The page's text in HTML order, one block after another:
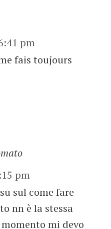
pm
fais toujours
pm
sul come fare
nn è la stessa
mi devo